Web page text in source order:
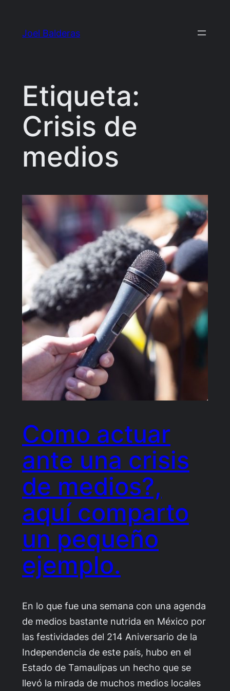
Joel Balderas
Etiqueta:
Crisis de
medios
Como actuar
ante una crisis
de medios?,
aquí comparto
un pequeño
ejemplo.
En lo que fue una semana con una agenda
de medios bastante nutrida en México por
las festividades del 214 Aniversario de la
Independencia de este país, hubo en el
Estado de Tamaulipas un hecho que se
llevó la mirada de muchos medios locales